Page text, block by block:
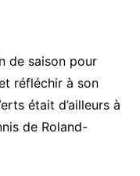
de saison pour
réfléchir à son
était d’ailleurs à
de Roland-